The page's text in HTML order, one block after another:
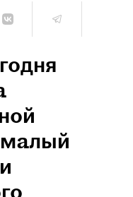
малый